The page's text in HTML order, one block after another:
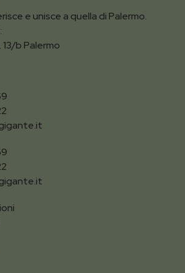
e unisce a quella di Palermo.
b Palermo